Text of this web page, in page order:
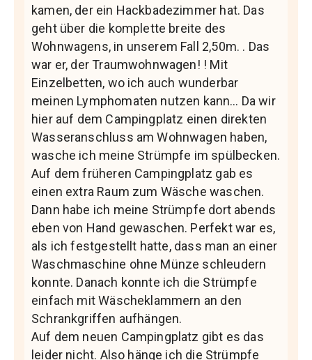
kamen, der ein Hackbadezimmer hat. Das
geht über die komplette breite des
Wohnwagens, in unserem Fall 2,50m. . Das
war er, der Traumwohnwagen! ! Mit
Einzelbetten, wo ich auch wunderbar
meinen Lymphomaten nutzen kann… Da wir
hier auf dem Campingplatz einen direkten
Wasseranschluss am Wohnwagen haben,
wasche ich meine Strümpfe im spülbecken.
Auf dem früheren Campingplatz gab es
einen extra Raum zum Wäsche waschen.
Dann habe ich meine Strümpfe dort abends
eben von Hand gewaschen. Perfekt war es,
als ich festgestellt hatte, dass man an einer
Waschmaschine ohne Münze schleudern
konnte. Danach konnte ich die Strümpfe
einfach mit Wäscheklammern an den
Schrankgriffen aufhängen.
Auf dem neuen Campingplatz gibt es das
leider nicht. Also hänge ich die Strümpfe